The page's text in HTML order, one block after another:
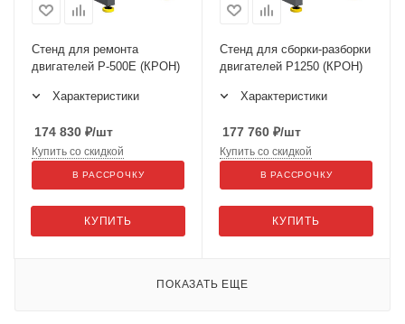
Стенд для ремонта
двигателей Р-500Е (КРОН)
Характеристики
174 830 ₽/шт
КУПИТЬ
Купить со скидкой
В РАССРОЧКУ
Стенд для сборки-разборки
двигателей Р1250 (КРОН)
Характеристики
177 760 ₽/шт
КУПИТЬ
Купить со скидкой
В РАССРОЧКУ
ПОКАЗАТЬ ЕЩЕ